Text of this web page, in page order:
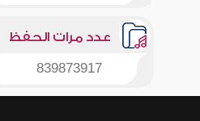
عدد مرات الحفظ
839873917